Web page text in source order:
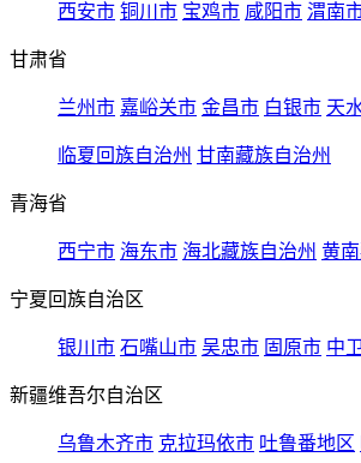
西安市 铜川市 宝鸡市 咸阳市 渭南
甘肃省
兰州市 嘉峪关市 金昌市 白银市 天
临夏回族自治州 甘南藏族自治州
青海省
西宁市 海东市 海北藏族自治州 黄
宁夏回族自治区
银川市 石嘴山市 吴忠市 固原市 中
新疆维吾尔自治区
乌鲁木齐市 克拉玛依市 吐鲁番地区